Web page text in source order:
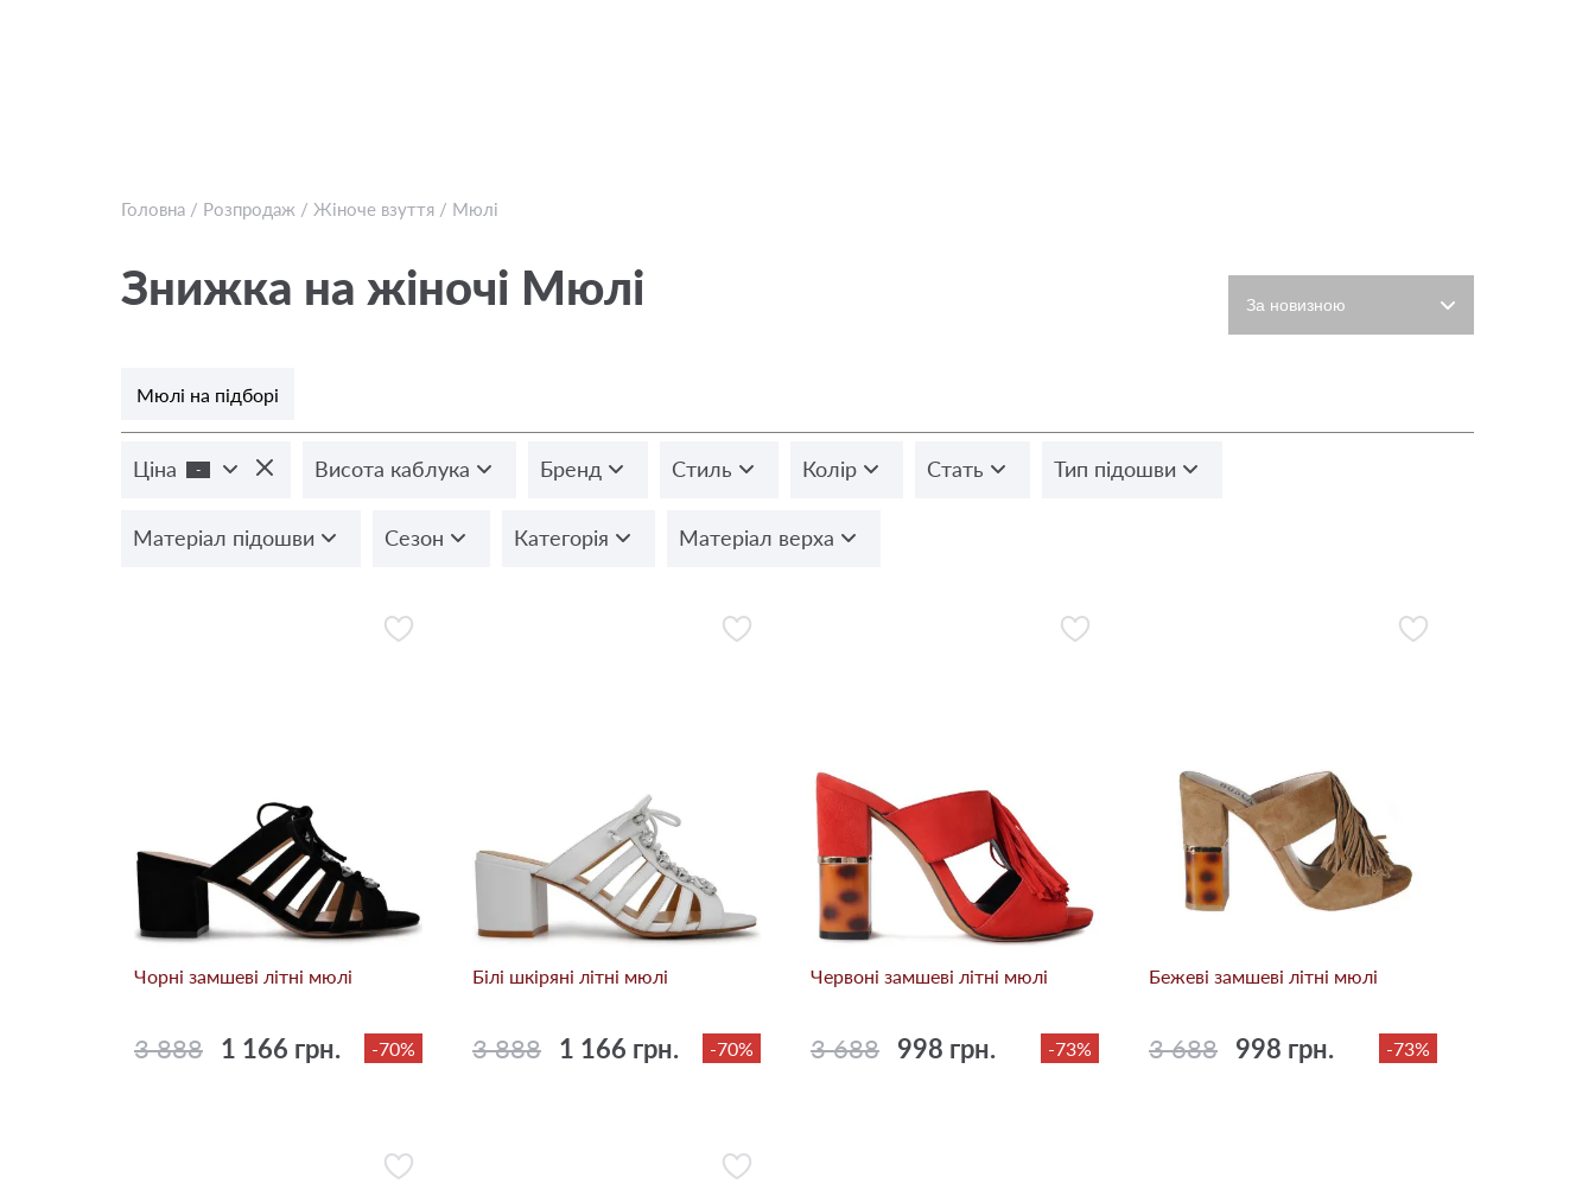
Головна / Розпродаж / Жіноче взуття / Мюлі
Знижка на жіночі Мюлі
Мюлі на підборі
Ціна - Висота каблука Бренд Стиль Колір Стать Тип підошви
Матеріал підошви Сезон Категорія Матеріал верха
Чорні замшеві літні мюлі
3 888 1 166 грн. -70%
Білі шкіряні літні мюлі
3 888 1 166 грн. -70%
Червоні замшеві літні мюлі
3 688 998 грн. -73%
Бежевi замшеві літні мюлі
3 688 998 грн. -73%